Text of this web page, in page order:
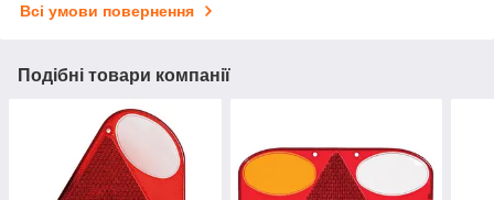
Всі умови повернення
Подібні товари компанії